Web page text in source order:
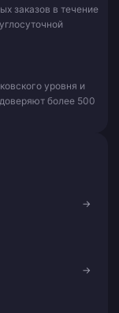
заказов в течение
уровня и
более 500
→
→